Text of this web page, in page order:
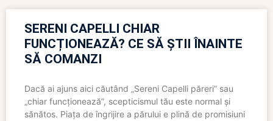
SERENI CAPELLI CHIAR
FUNCȚIONEAZĂ? CE SĂ ȘTII ÎNAINTE
SĂ COMANZI
Dacă ai ajuns aici căutând „Sereni Capelli păreri” sau
„chiar funcționează”, scepticismul tău este normal și
sănătos. Piața de îngrijire a părului e plină de promisiuni